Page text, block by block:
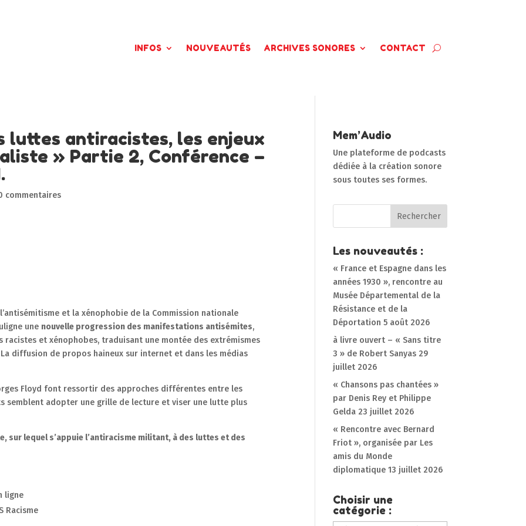
INFOS NOUVEAUTÉS ARCHIVES SONORES CONTACT
luttes antiracistes, les enjeux
» Partie 2, Conférence –
commentaires
et la xénophobie de la Commission nationale
une nouvelle progression des manifestations antisémites,
racistes et xénophobes, traduisant une montée des extrémismes
diffusion de propos haineux sur internet et dans les médias
Floyd font ressortir des approches différentes entre les
semblent adopter une grille de lecture et viser une lutte plus
sur lequel s’appuie l’antiracisme militant, à des luttes et des
ligne
Racisme
Mem’Audio
Une plateforme de podcasts
dédiée à la création sonore
sous toutes ses formes.
Les nouveautés :
« France et Espagne dans les
années 1930 », rencontre au
Musée Départemental de la
Résistance et de la
Déportation 5 août 2026
à livre ouvert – « Sans titre
3 » de Robert Sanyas 29
juillet 2026
« Chansons pas chantées »
par Denis Rey et Philippe
Gelda 23 juillet 2026
« Rencontre avec Bernard
Friot », organisée par Les
amis du Monde
diplomatique 13 juillet 2026
Choisir une
catégorie :